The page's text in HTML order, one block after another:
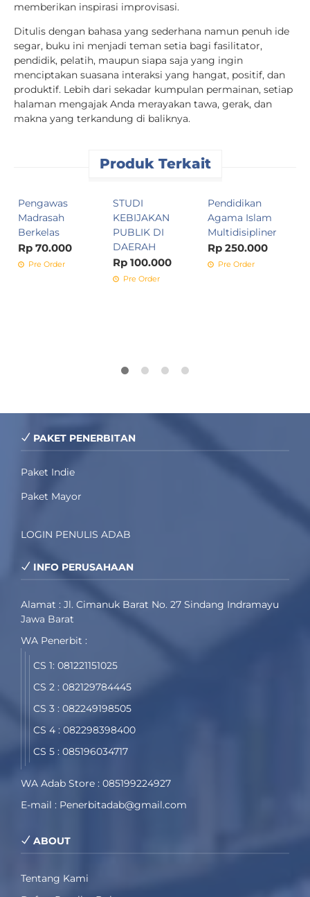
memberikan inspirasi improvisasi.
Ditulis dengan bahasa yang sederhana namun penuh ide
segar, buku ini menjadi teman setia bagi fasilitator,
pendidik, pelatih, maupun siapa saja yang ingin
menciptakan suasana interaksi yang hangat, positif, dan
produktif. Lebih dari sekadar kumpulan permainan, setiap
halaman mengajak Anda merayakan tawa, gerak, dan
makna yang terkandung di baliknya.
Produk Terkait
Pengawas
Madrasah
Berkelas
Rp 70.000
Pre Order
STUDI
KEBIJAKAN
PUBLIK DI
DAERAH
Rp 100.000
Pre Order
Pendidikan
Agama Islam
Multidisipliner
Rp 250.000
Pre Order
PAKET PENERBITAN
Paket Indie
Paket Mayor
LOGIN PENULIS ADAB
INFO PERUSAHAAN
Alamat : Jl. Cimanuk Barat No. 27 Sindang Indramayu
Jawa Barat
WA Penerbit :
CS 1: 081221151025
CS 2 : 082129784445
CS 3 : 082249198505
CS 4 : 082298398400
CS 5 : 085196034717
WA Adab Store : 085199224927
E-mail : Penerbitadab@gmail.com
ABOUT
Tentang Kami